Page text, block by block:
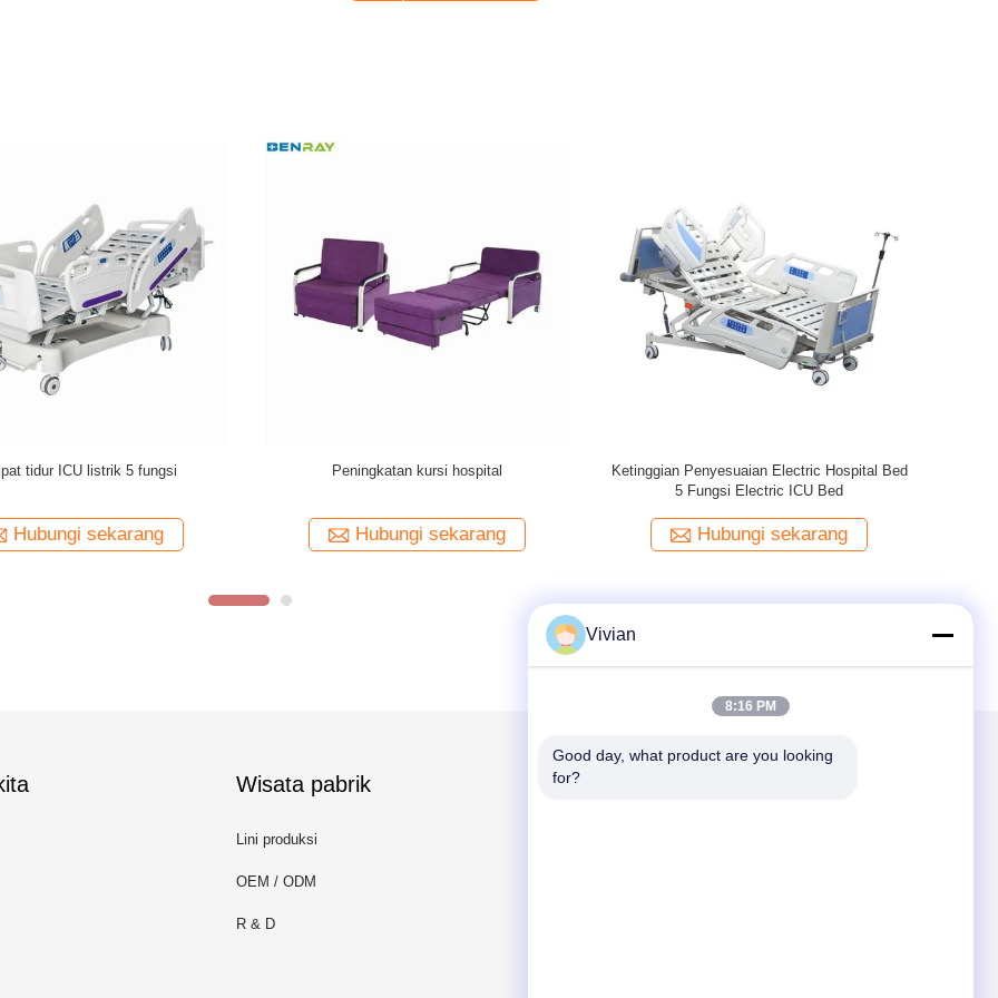
ABS Anesthesia Trolley 780 X 475 X 920mm
Rumah Sakit mewah ICU Medis 5 Fungsi
Kursi Transfusi manual
Wisata pabrik
Lini produksi
OEM / ODM
R & D
Kirimkan Kami
Vivian
8:16 PM
Good day, what product are you looking
for?